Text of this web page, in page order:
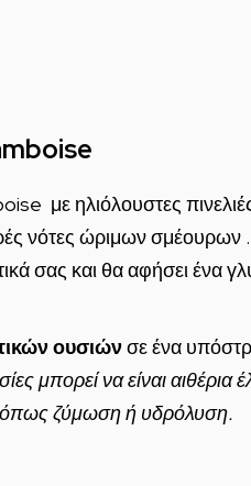
με ηλιόλουστες
νότες ώριμων σμέουρων .
σας και θα αφήσει
ουσιώνσε ένα
μπορεί να είναι
όπως ζύμωση ή υδρόλυση.